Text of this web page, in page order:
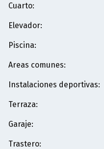
Cuarto:
Elevador:
Piscina:
Areas comunes:
Instalaciones deportivas:
Terraza:
Garaje:
Trastero: